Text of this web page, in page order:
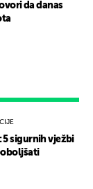
5 sigurnih vježbi
da danas